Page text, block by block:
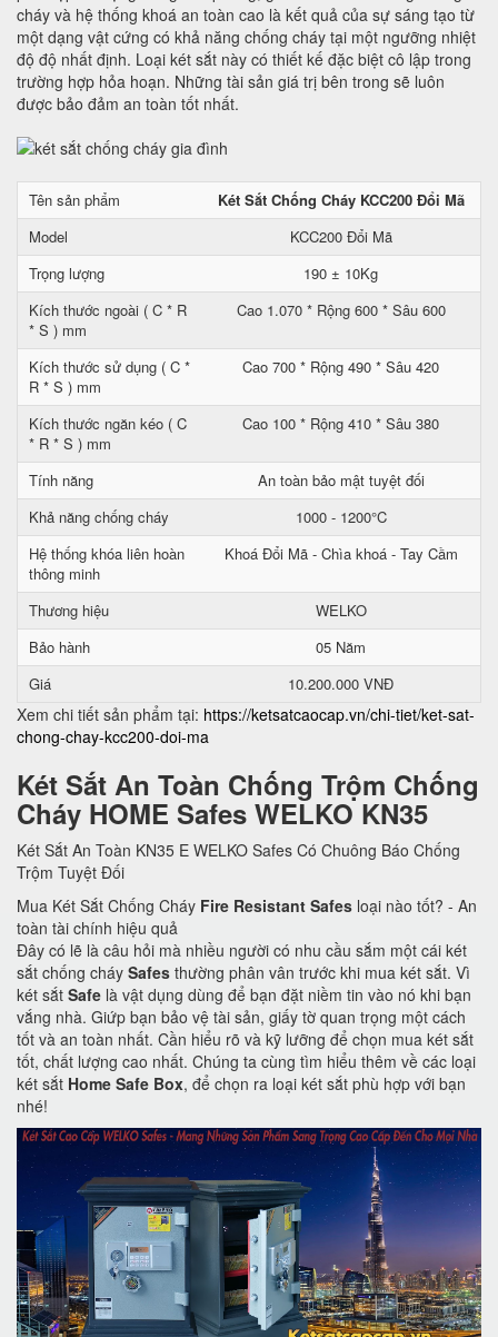
cháy và hệ thống khoá an toàn cao là kết quả của sự sáng tạo từ
một dạng vật cứng có khả năng chống cháy tại một ngưỡng nhiệt
độ độ nhất định. Loại két sắt này có thiết kế đặc biệt cô lập trong
trường hợp hỏa hoạn. Những tài sản giá trị bên trong sẽ luôn
được bảo đảm an toàn tốt nhất.
Tên sản phẩm
Két Sắt Chống Cháy KCC200 Đổi Mã
Model
KCC200 Đổi Mã
Trọng lượng
190 ± 10Kg
Kích thước ngoài ( C * R
* S ) mm
Cao 1.070 * Rộng 600 * Sâu 600
Kích thước sử dụng ( C *
R * S ) mm
Cao 700 * Rộng 490 * Sâu 420
Kích thước ngăn kéo ( C
* R * S ) mm
Cao 100 * Rộng 410 * Sâu 380
Tính năng
An toàn bảo mật tuyệt đối
Khả năng chống cháy
1000 - 1200°C
Hệ thống khóa liên hoàn
thông minh
Khoá Đổi Mã - Chìa khoá - Tay Cầm
Thương hiệu
WELKO
Bảo hành
05 Năm
Giá
10.200.000 VNĐ
Xem chi tiết sản phẩm tại: https://ketsatcaocap.vn/chi-tiet/ket-sat-
chong-chay-kcc200-doi-ma
Két Sắt An Toàn Chống Trộm Chống
Cháy HOME Safes WELKO KN35
Két Sắt An Toàn KN35 E WELKO Safes Có Chuông Báo Chống
Trộm Tuyệt Đối
Mua Két Sắt Chống Cháy Fire Resistant Safes loại nào tốt? - An
toàn tài chính hiệu quả
Đây có lẽ là câu hỏi mà nhiều người có nhu cầu sắm một cái két
sắt chống cháy Safes thường phân vân trước khi mua két sắt. Vì
két sắt Safe là vật dụng dùng để bạn đặt niềm tin vào nó khi bạn
vắng nhà. Giứp bạn bảo vệ tài sản, giấy tờ quan trọng một cách
tốt và an toàn nhất. Cần hiểu rõ và kỹ lưỡng để chọn mua két sắt
tốt, chất lượng cao nhất. Chúng ta cùng tìm hiểu thêm về các loại
két sắt Home Safe Box, để chọn ra loại két sắt phù hợp với bạn
nhé!